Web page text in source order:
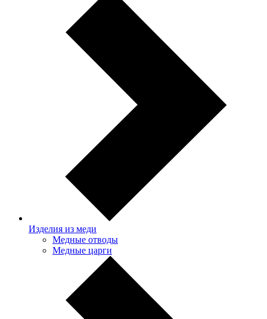
Изделия из меди
Медные отводы
Медные царги